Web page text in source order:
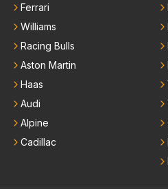
Ferrari
Williams
Racing Bulls
Aston Martin
Haas
Audi
Alpine
Cadillac